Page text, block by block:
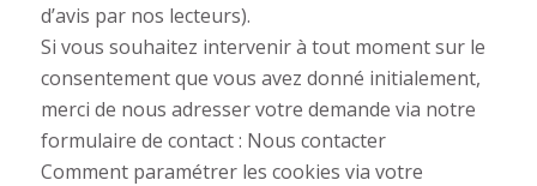
d’avis par nos lecteurs).
Si vous souhaitez intervenir à tout moment sur le
consentement que vous avez donné initialement,
merci de nous adresser votre demande via notre
formulaire de contact : Nous contacter
Comment paramétrer les cookies via votre